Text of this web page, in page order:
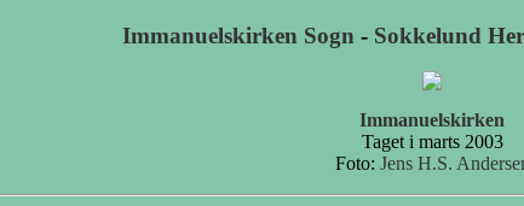
Immanuelskirken Sogn - Sokkelund
Immanuelskirken
Taget i marts 2003
Foto: Jens H.S.